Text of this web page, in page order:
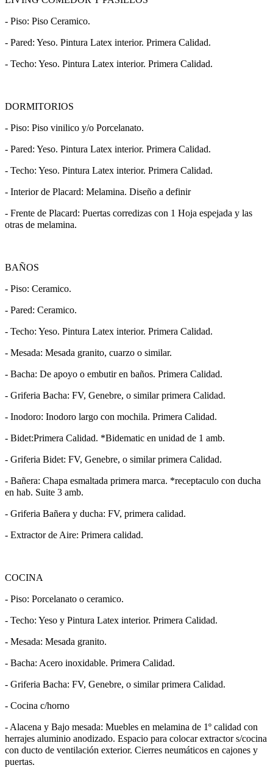
- Piso: Piso Ceramico.
- Pared: Yeso. Pintura Latex interior. Primera Calidad.
- Techo: Yeso. Pintura Latex interior. Primera Calidad.
DORMITORIOS
- Piso: Piso vinilico y/o Porcelanato.
- Pared: Yeso. Pintura Latex interior. Primera Calidad.
- Techo: Yeso. Pintura Latex interior. Primera Calidad.
- Interior de Placard: Melamina. Diseño a definir
- Frente de Placard: Puertas corredizas con 1 Hoja espejada y las
otras de melamina.
BAÑOS
- Piso: Ceramico.
- Pared: Ceramico.
- Techo: Yeso. Pintura Latex interior. Primera Calidad.
- Mesada: Mesada granito, cuarzo o similar.
- Bacha: De apoyo o embutir en baños. Primera Calidad.
- Griferia Bacha: FV, Genebre, o similar primera Calidad.
- Inodoro: Inodoro largo con mochila. Primera Calidad.
- Bidet:Primera Calidad. *Bidematic en unidad de 1 amb.
- Griferia Bidet: FV, Genebre, o similar primera Calidad.
- Bañera: Chapa esmaltada primera marca. *receptaculo con ducha
en hab. Suite 3 amb.
- Griferia Bañera y ducha: FV, primera calidad.
- Extractor de Aire: Primera calidad.
COCINA
- Piso: Porcelanato o ceramico.
- Techo: Yeso y Pintura Latex interior. Primera Calidad.
- Mesada: Mesada granito.
- Bacha: Acero inoxidable. Primera Calidad.
- Griferia Bacha: FV, Genebre, o similar primera Calidad.
- Cocina c/horno
- Alacena y Bajo mesada: Muebles en melamina de 1º calidad con
herrajes aluminio anodizado. Espacio para colocar extractor s/cocina
con ducto de ventilación exterior. Cierres neumáticos en cajones y
puertas.